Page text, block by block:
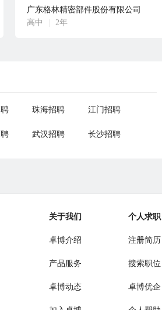
广东格林精密部件股份有限公司
高中
2年
珠海招聘 江门招聘
武汉招聘 长沙招聘
关于我们
卓博介绍
产品服务
卓博动态
个人求职
注册简历
搜索职位
卓博优企